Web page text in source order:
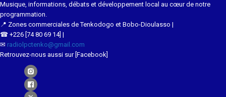
Musique, informations, débats et développement local au cœur de notre
programmation.
📍 Zones commerciales de Tenkodogo et Bobo-Dioulasso |
☎ +226 [74 80 69 14] |
✉ radiolpctenko@gmail.com
Retrouvez-nous aussi sur [Facebook]